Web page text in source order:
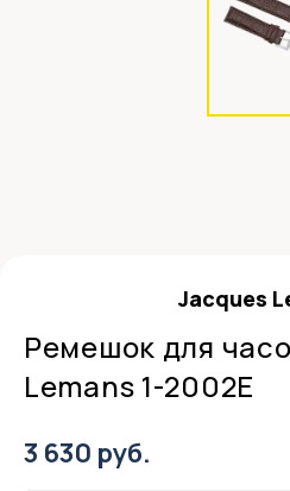
Jacques
Ремешок для
Lemans 1-2002E
3 630 руб.